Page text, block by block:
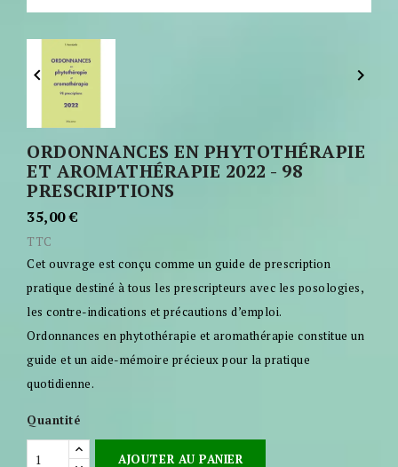
 
ORDONNANCES EN PHYTOTHÉRAPIE
ET AROMATHÉRAPIE 2022 - 98
PRESCRIPTIONS
35,00 €
TTC
Cet ouvrage est conçu comme un guide de prescription
pratique destiné à tous les prescripteurs avec les posologies,
les contre-indications et précautions d’emploi.
Ordonnances en phytothérapie et aromathérapie constitue un
guide et un aide-mémoire précieux pour la pratique
quotidienne.
Quantité
AJOUTER AU PANIER